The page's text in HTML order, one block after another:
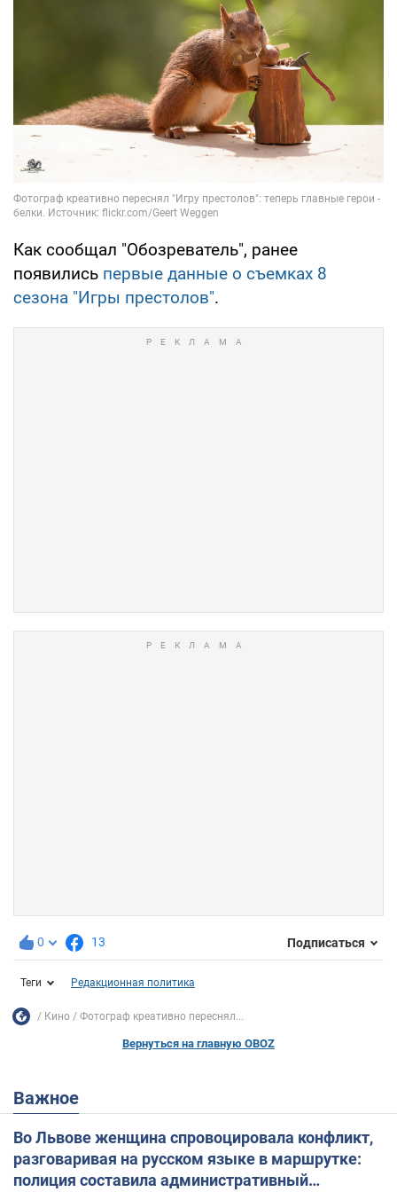
Как сообщал "Обозреватель", ранее
появились первые данные о съемках 8
сезона "Игры престолов".
0 13 Подписаться
Теги Редакционная политика
Кино Фотограф креативно переснял...
Вернуться на главную OBOZ
Важное
Во Львове женщина спровоцировала конфликт,
разговаривая на русском языке в маршрутке:
полиция составила административный